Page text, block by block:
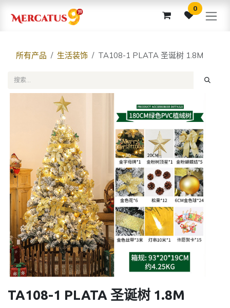
0
所有产品 生活装饰 TA108-1 PLATA 圣诞树 1.8M
TA108-1 PLATA 圣诞树 1.8M